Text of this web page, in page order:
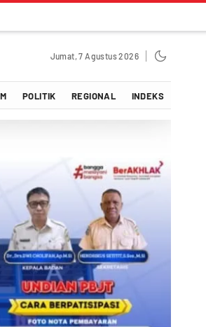
Jumat, 7 Agustus 2026
POLITIK REGIONAL INDEKS